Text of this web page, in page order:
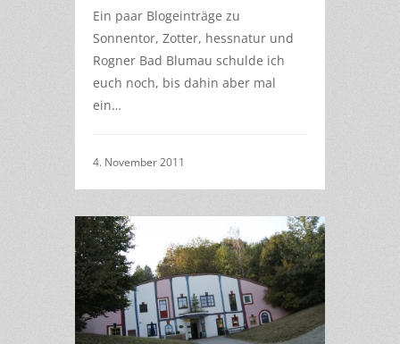
Ein paar Blogeinträge zu
Sonnentor, Zotter, hessnatur und
Rogner Bad Blumau schulde ich
euch noch, bis dahin aber mal
ein…
4. November 2011